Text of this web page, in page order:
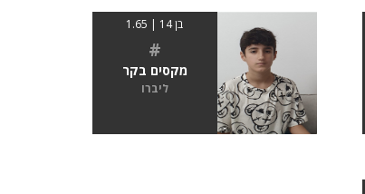
בן 14 | 1.65
#
מקסים בקר
ליברו